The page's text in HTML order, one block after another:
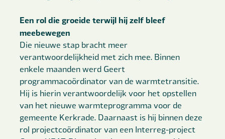
Een rol die groeide terwijl hij zelf bleef
meebewegen
Die nieuwe stap bracht meer
verantwoordelijkheid met zich mee. Binnen
enkele maanden werd Geert
programmacoördinator van de warmtetransitie.
Hij is hierin verantwoordelijk voor het opstellen
van het nieuwe warmteprogramma voor de
gemeente Kerkrade. Daarnaast is hij binnen deze
rol projectcoördinator van een Interreg-project